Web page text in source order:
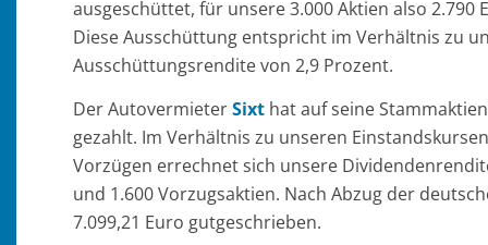
ausgeschüttet, für unsere 3.000 Aktien also
Diese Ausschüttung entspricht im Verhältnis zu
Ausschüttungsrendite von 2,9 Prozent.
Der AutovermieterSixt hat auf seine
gezahlt. Im Verhältnis zu unseren
Vorzügen errechnet sich unsere
und 1.600 Vorzugsaktien. Nach Abzug der
7.099,21 Euro gutgeschrieben.